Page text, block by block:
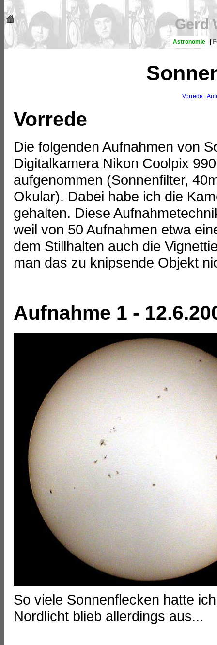
Gerd
Astronomie |
Vorrede
Vorrede
Die folgenden Aufnahmen von
Digitalkamera Nikon Coolpix
aufgenommen (Sonnenfilter,
Okular). Dabei habe ich die
gehalten. Diese
weil von 50 Aufnahmen etwa
dem Stillhalten auch die
man das zu knipsende Objekt
Aufnahme 1 -
So viele Sonnenflecken hatte
Nordlicht blieb allerdings aus...